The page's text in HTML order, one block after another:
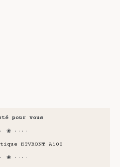
pour vous
❀ ····
HTVRONT A100
❀ ····